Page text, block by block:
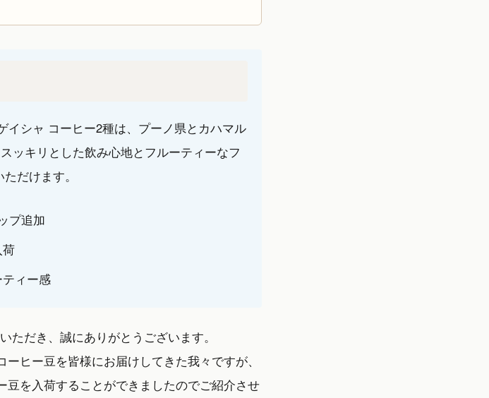
イシャ コーヒー2種は、プーノ県とカハマル
ッキリとした飲み心地とフルーティーなフ
だけます。
プ追加
ィー感
だき、誠にありがとうございます。
ヒー豆を皆様にお届けしてきた我々ですが、
を入荷することができましたのでご紹介させ